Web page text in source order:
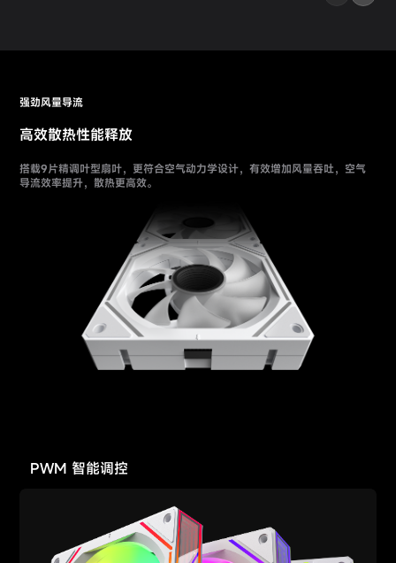
强劲风量导流
高效散热性能释放
搭载9片精调叶型扇叶，更符合空气动力学设计，有效增加风量吞吐，空气
导流效率提升，散热更高效。
PWM 智能调控